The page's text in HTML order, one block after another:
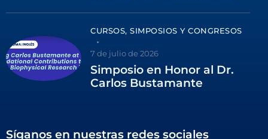
CURSOS, SIMPOSIOS Y CONGRESOS
7 de julio de 2026
Simposio en Honor al Dr.
Carlos Bustamante
Síganos en nuestras redes sociales